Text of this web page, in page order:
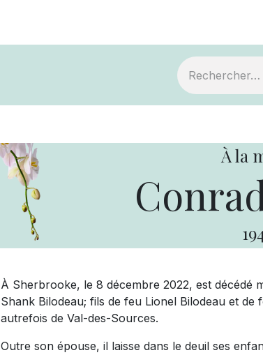
À la
À Sherbrooke, le 8 décembre 2022, est décédé
Shank Bilodeau; fils de feu Lionel Bilodeau et
autrefois de Val-des-Sources.
Outre son épouse, il laisse dans le deuil ses